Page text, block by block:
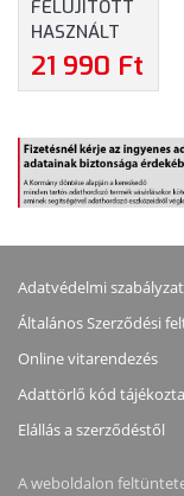
FELÚJÍTOTT
HASZNÁLT
HP 1U SMALL
FORM
INSTALL RAIL
KIT (734807-
B21-REF)
21 990 Ft
Adatvédelmi szabályzat
Általános Szerződési
Online vitarendezés
Adattörlő kód
Elállás a szerződéstől
A weboldalon